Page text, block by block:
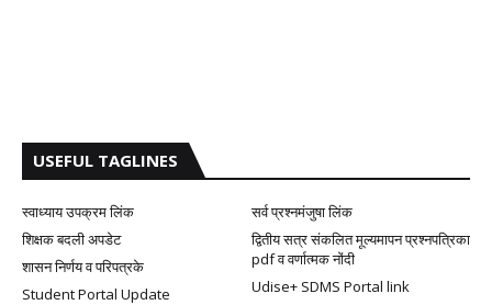
USEFUL TAGLINES
स्वाध्याय उपक्रम लिंक
सर्व प्रश्नमंजुषा लिंक
शिक्षक बदली अपडेट
द्वितीय सत्र संकलित मूल्यमापन प्रश्नपत्रिका
pdf व वर्णात्मक नोंदी
शासन निर्णय व परिपत्रके
Udise+ SDMS Portal link
Student Portal Update